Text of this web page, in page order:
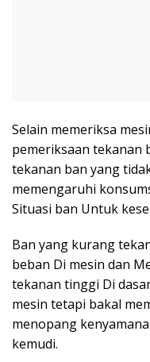
Selain memeriksa
pemeriksaan tekanan
tekanan ban yang
memengaruhi
Situasi ban Untuk
Ban yang kurang
beban Di mesin dan
tekanan tinggi Di
mesin tetapi bakal
menopang
kemudi.